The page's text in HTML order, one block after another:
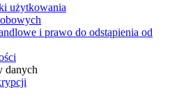
użytkowania
i prawo do odstąpienia od
danych